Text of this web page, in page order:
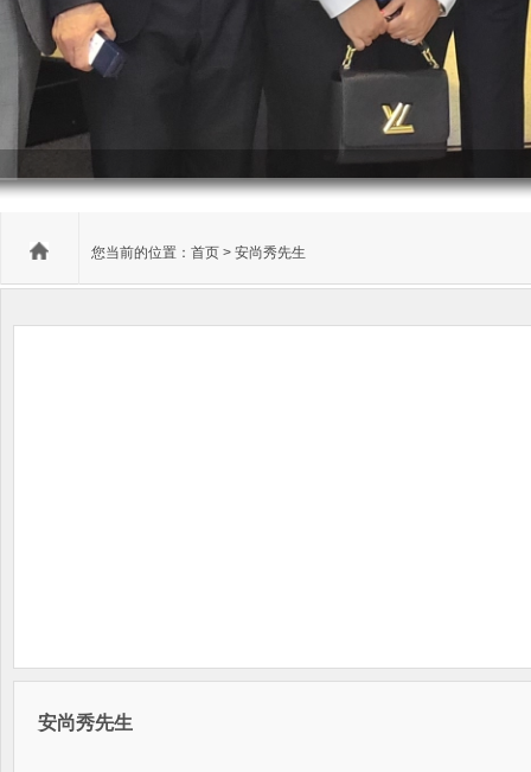
您当前的位置： 首页 > 安尚秀先生
安尚秀先生